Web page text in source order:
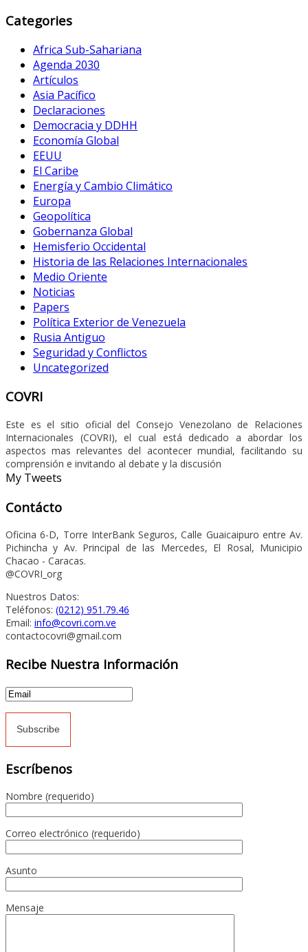
Categories
Africa Sub-Sahariana
Agenda 2030
Artículos
Asia Pacífico
Declaraciones
Democracia y DDHH
Economía Global
EEUU
El Caribe
Energía y Cambio Climático
Europa
Geopolítica
Gobernanza Global
Hemisferio Occidental
Historia de las Relaciones Internacionales
Medio Oriente
Noticias
Papers
Política Exterior de Venezuela
Rusia Antiguo
Seguridad y Conflictos
Uncategorized
COVRI
Este es el sitio oficial del Consejo Venezolano de Relaciones
Internacionales (COVRI), el cual está dedicado a abordar los
aspectos mas relevantes del acontecer mundial, facilitando su
comprensión e invitando al debate y la discusión
My Tweets
Contácto
Oficina 6-D, Torre InterBank Seguros, Calle Guaicaipuro entre Av.
Pichincha y Av. Principal de las Mercedes, El Rosal, Municipio
Chacao - Caracas.
@COVRI_org
Nuestros Datos:
Teléfonos: (0212) 951.79.46
Email: info@covri.com.ve
contactocovri@gmail.com
Recibe Nuestra Información
Escríbenos
Nombre (requerido)
Correo electrónico (requerido)
Asunto
Mensaje